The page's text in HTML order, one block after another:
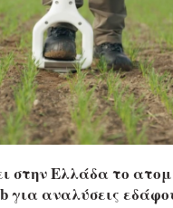
στην Ελλάδα το
για αναλύσεις